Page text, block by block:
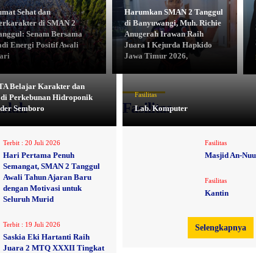
Sehat dan
di SMAN 2
Senam Bersama
Energi Positif Awali
Harumkan SMAN 2 Tanggul
di Banyuwangi, Muh. Richie
Anugerah Irawan Raih
Juara I Kejurda Hapkido
Jawa Timur 2026,
Belajar Karakter dan
Perkebunan Hidroponik
Semboro
Terbit : 20 Juli 2026
Hari Pertama Penuh
Semangat, SMAN 2 Tanggul
Awali Tahun Ajaran Baru
dengan Motivasi untuk
Seluruh Murid
Terbit : 19 Juli 2026
Saskia Eki Hartanti Raih
Juara 2 MTQ XXXII Tingkat
Fasilitas
Fasilitas
Lab. Komputer
Fasilitas
Masjid An-
Fasilitas
Kantin
Selengkapnya